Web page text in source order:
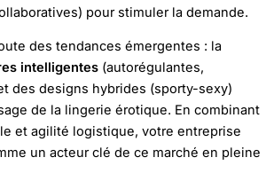
pour stimuler la demande.
des tendances émergentes : la
intelligentes (autorégulantes,
des designs hybrides (sporty-sexy)
de la lingerie érotique. En combinant
et agilité logistique, votre entreprise
un acteur clé de ce marché en pleine